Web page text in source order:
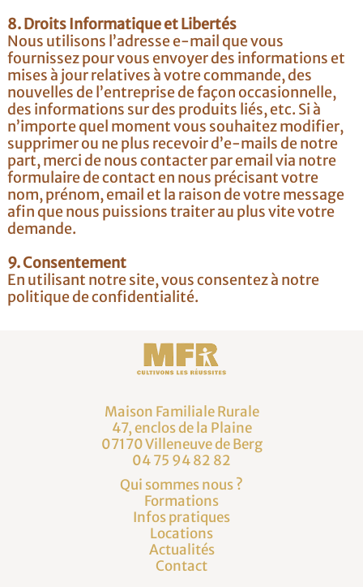
8. Droits Informatique et Libertés
Nous utilisons l’adresse e-mail que vous
fournissez pour vous envoyer des informations et
mises à jour relatives à votre commande, des
nouvelles de l’entreprise de façon occasionnelle,
des informations sur des produits liés, etc. Si à
n’importe quel moment vous souhaitez modifier,
supprimer ou ne plus recevoir d’e-mails de notre
part, merci de nous contacter par email via notre
formulaire de contact en nous précisant votre
nom, prénom, email et la raison de votre message
afin que nous puissions traiter au plus vite votre
demande.
9. Consentement
En utilisant notre site, vous consentez à notre
politique de confidentialité.
Maison Familiale Rurale
47, enclos de la Plaine
07170 Villeneuve de Berg
04 75 94 82 82
Qui sommes nous ?
Formations
Infos pratiques
Locations
Actualités
Contact